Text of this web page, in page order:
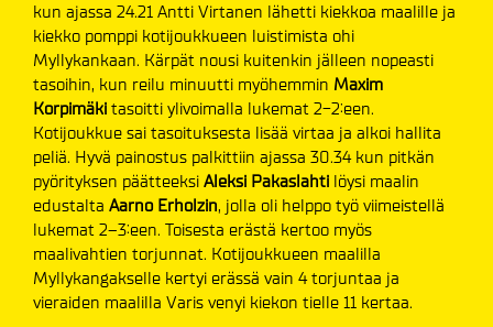
kun ajassa 24.21 Antti Virtanen lähetti kiekkoa maalille ja
kiekko pomppi kotijoukkueen luistimista ohi
Myllykankaan. Kärpät nousi kuitenkin jälleen nopeasti
tasoihin, kun reilu minuutti myöhemmin Maxim
Korpimäki tasoitti ylivoimalla lukemat 2-2:een.
Kotijoukkue sai tasoituksesta lisää virtaa ja alkoi hallita
peliä. Hyvä painostus palkittiin ajassa 30.34 kun pitkän
pyörityksen päätteeksi Aleksi Pakaslahti löysi maalin
edustalta Aarno Erholzin, jolla oli helppo työ viimeistellä
lukemat 2–3:een. Toisesta erästä kertoo myös
maalivahtien torjunnat. Kotijoukkueen maalilla
Myllykangakselle kertyi erässä vain 4 torjuntaa ja
vieraiden maalilla Varis venyi kiekon tielle 11 kertaa.